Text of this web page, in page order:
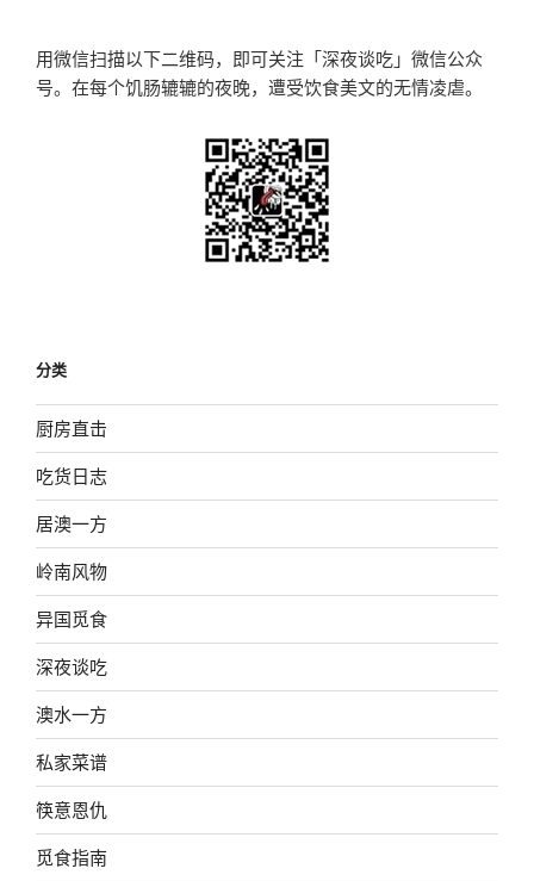
用微信扫描以下二维码，即可关注「深夜谈吃」微信公众
号。在每个饥肠辘辘的夜晚，遭受饮食美文的无情凌虐。
分类
厨房直击
吃货日志
居澳一方
岭南风物
异国觅食
深夜谈吃
澳水一方
私家菜谱
筷意恩仇
觅食指南